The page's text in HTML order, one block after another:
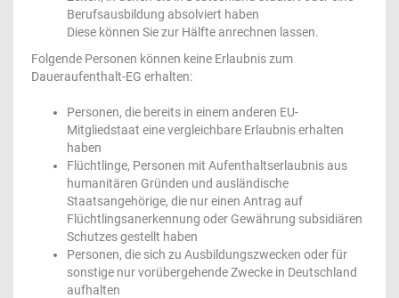
Berufsausbildung absolviert haben
Diese können Sie zur Hälfte anrechnen lassen.
Folgende Personen können keine Erlaubnis zum
Daueraufenthalt-EG erhalten:
Personen, die bereits in einem anderen EU-
Mitgliedstaat eine vergleichbare Erlaubnis erhalten
haben
Flüchtlinge, Personen mit Aufenthaltserlaubnis aus
humanitären Gründen und ausländische
Staatsangehörige, die nur einen Antrag auf
Flüchtlingsanerkennung oder Gewährung subsidiären
Schutzes gestellt haben
Personen, die sich zu Ausbildungszwecken oder für
sonstige nur vorübergehende Zwecke in Deutschland
aufhalten